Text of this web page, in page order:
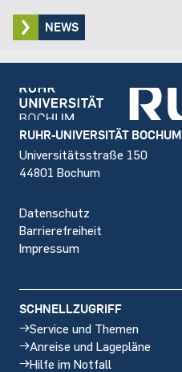
NEWS
Footer
RUHR-UNIVERSITÄT BOCHUM
Universitätsstraße 150
44801 Bochum
Datenschutz
Barrierefreiheit
Impressum
SCHNELLZUGRIFF
Service und Themen
Anreise und Lagepläne
Hilfe im Notfall